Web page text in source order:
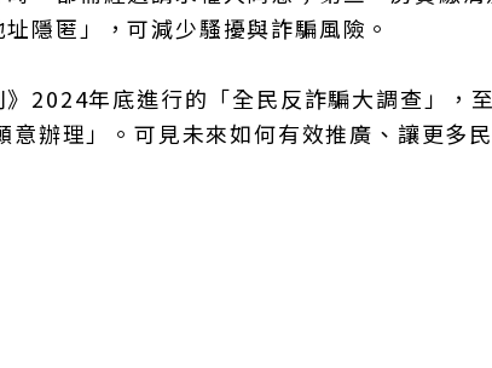
隱匿」，可減少騷擾與詐騙風險。
2024年底進行的「全民反詐騙大調查」，
辦理」。可見未來如何有效推廣、讓更多